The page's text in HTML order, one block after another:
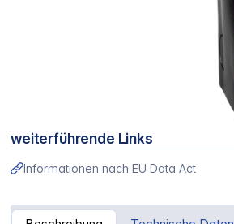
weiterführende Links
Informationen nach EU Data Act